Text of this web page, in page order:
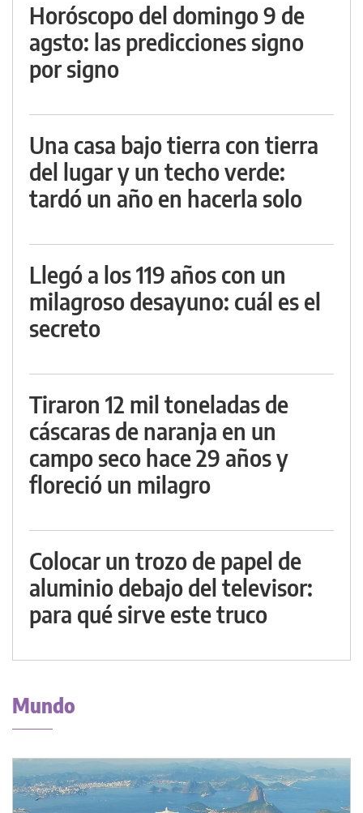
Horóscopo del domingo 9 de
agsto: las predicciones signo
por signo
Una casa bajo tierra con tierra
del lugar y un techo verde:
tardó un año en hacerla solo
Llegó a los 119 años con un
milagroso desayuno: cuál es el
secreto
Tiraron 12 mil toneladas de
cáscaras de naranja en un
campo seco hace 29 años y
floreció un milagro
Colocar un trozo de papel de
aluminio debajo del televisor:
para qué sirve este truco
Mundo